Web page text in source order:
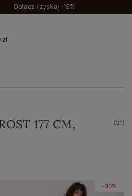
Dołącz i zyskaj -15%
177 CM, (31)
-30%